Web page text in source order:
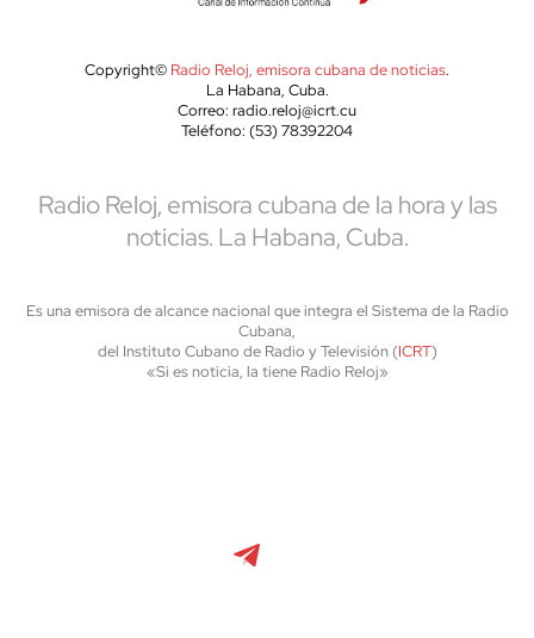
Copyright© Radio Reloj, emisora cubana de noticias.
La Habana, Cuba.
Correo: radio.reloj@icrt.cu
Teléfono: (53) 78392204
Radio Reloj, emisora cubana de la hora y las
noticias. La Habana, Cuba.
Es una emisora de alcance nacional que integra el Sistema de la Radio
Cubana,
del Instituto Cubano de Radio y Televisión (ICRT)
«Si es noticia, la tiene Radio Reloj»